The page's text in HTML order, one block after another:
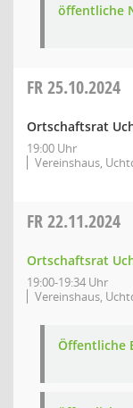
öffentliche
FR25.10.2024
Ortschaftsrat
19:00 Uhr
Vereinshaus,
FR22.11.2024
Ortschaftsrat
19:00-19:34 Uhr
Vereinshaus,
Öffentliche